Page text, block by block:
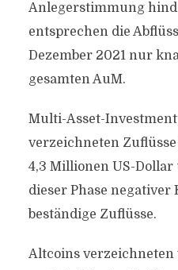
Anlegerstimmung
entsprechen die
Dezember 2021 nur
gesamten AuM.
Multi-Asset-
verzeichneten
4,3 Millionen US-
dieser Phase negativer
beständige Zuflüsse.
Altcoins verzeichneten